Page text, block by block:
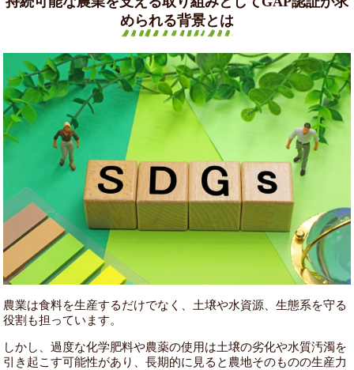
められる背景とは
農業は食料を生産するだけでなく、土壌や水資源、生態系を守る
役割も担っています。
しかし、過度な化学肥料や農薬の使用は土壌の劣化や水質汚濁を
引き起こす可能性があり、長期的に見ると農地そのものの生産力